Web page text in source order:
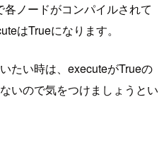
ノードがコンパイルされて
はTrueになります。
たい時は、executeがTrueの
いので気をつけましょうとい